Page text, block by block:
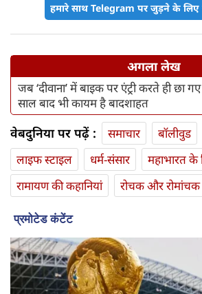
हमारे साथ Telegram पर जुड़ने के
अगला लेख
जब ‘दीवाना’ में बाइक पर एंट्री करते ही
साल बाद भी कायम है बादशाहत
वेबदुनिया पर पढ़ें : समाचार बॉलीवुड
लाइफ स्‍टाइल
धर्म-संसार
महाभारत के
रामायण की कहानियां
रोचक और रोमांचक